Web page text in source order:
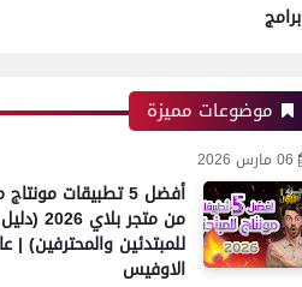
برامج
موضوعات مميزة
06 مارس 2026
أفضل 5 تطبيقات
من متجر
للمبتدئين والمحترفين) |
الاوفيس